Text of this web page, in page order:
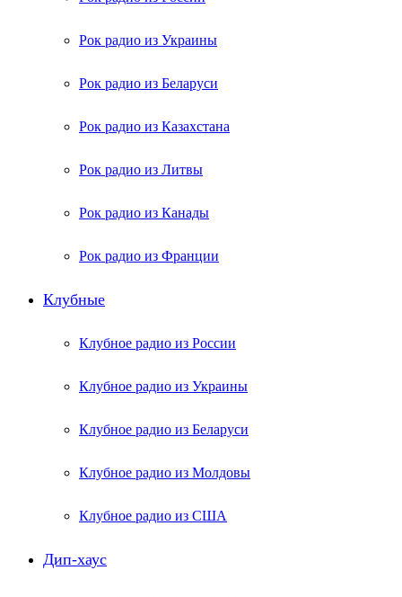
Рок радио из Украины
Рок радио из Беларуси
Рок радио из Казахстана
Рок радио из Литвы
Рок радио из Канады
Рок радио из Франции
Клубные
Клубное радио из России
Клубное радио из Украины
Клубное радио из Беларуси
Клубное радио из Молдовы
Клубное радио из США
Дип-хаус